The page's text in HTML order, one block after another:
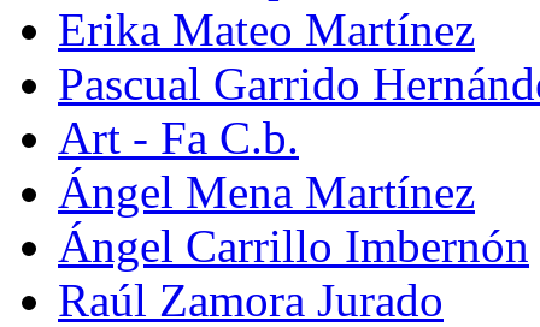
Erika Mateo Martínez
Pascual Garrido
Art - Fa C.b.
Ángel Mena Martínez
Ángel Carrillo Imbernón
Raúl Zamora Jurado